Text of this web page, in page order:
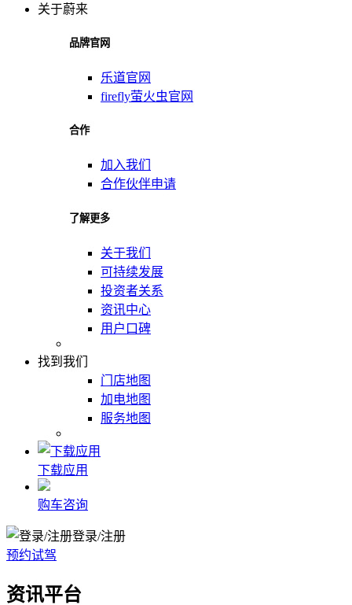
关于蔚来
品牌官网
乐道官网
firefly萤火虫官网
合作
加入我们
合作伙伴申请
了解更多
关于我们
可持续发展
投资者关系
资讯中心
用户口碑
找到我们
门店地图
加电地图
服务地图
下载应用
购车咨询
登录/注册
预约试驾
资讯平台